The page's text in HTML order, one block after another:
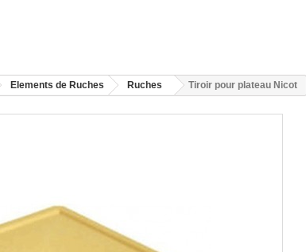
Elements de Ruches Ruches Tiroir pour plateau Nicot